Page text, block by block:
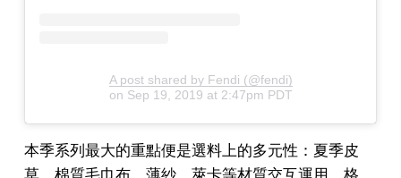
A post shared by Fendi (@fendi)
on Sep 19, 2019 at 2:47pm PDT
本季系列最大的重點便是選料上的多元性：夏季皮
草、棉質毛巾布、薄紗、萊卡等材質交互運用。格